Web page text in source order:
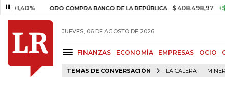
ORO COMPRA BANCO DE LA REPÚBLICA $ 408.498,97 +$ 8.753,81
JUEVES, 06 DE AGOSTO DE 2026
FINANZAS ECONOMÍA EMPRESAS OCIO
TEMAS DE CONVERSACIÓN LA CALERA